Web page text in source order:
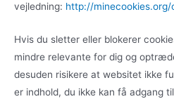
vejledning: http://minecookies.org/
Hvis du sletter eller blokerer
mindre relevante for dig og
desuden risikere at websitet ikke
er indhold, du ikke kan få adgang